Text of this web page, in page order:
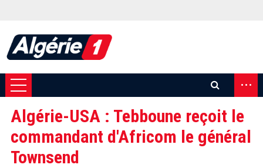
...
Algérie-USA : Tebboune reçoit le
commandant d'Africom le général
Townsend